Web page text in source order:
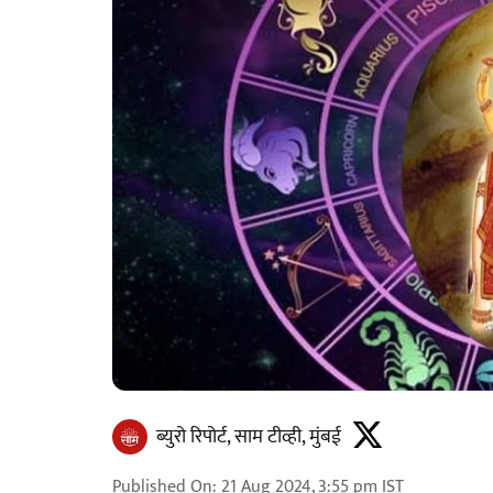
ब्युरो रिपोर्ट, साम टीव्ही, मुंबई
Published On: 21 Aug 2024, 3:55 pm IST